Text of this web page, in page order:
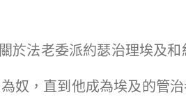
於法老委派約瑟治理埃及
奴，直到他成為埃及的管